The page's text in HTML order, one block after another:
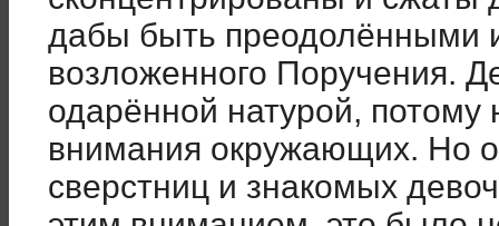
дабы быть преодолёнными
возложенного Поручения.
одарённой натурой, потому
внимания окружающих. Но
сверстниц и знакомых